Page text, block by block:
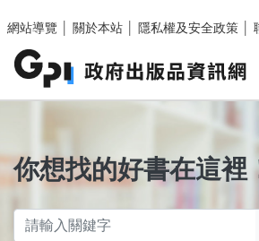
網站導覽
關於本站 隱私權及安全政策
你想找的好書在這裡